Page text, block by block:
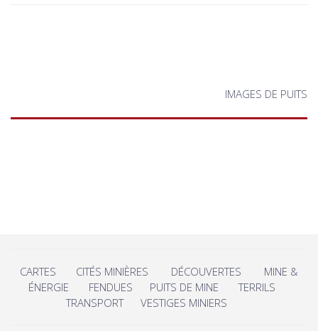
IMAGES DE PUITS
CARTES CITÉS MINIÈRES DÉCOUVERTES
MINE &
ÉNERGIE
FENDUES PUITS DE MINE
TERRILS
TRANSPORT
VESTIGES MINIERS